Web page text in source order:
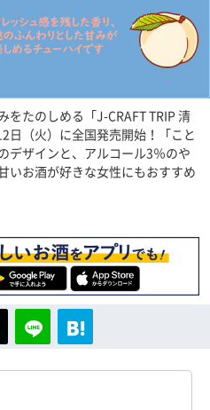
をたのしめる「J-CRAFT TRIP 清
日（火）に全国発売開始！「こと
デザインと、アルコール3％のや
いお酒が好きな女性にもおすすめ